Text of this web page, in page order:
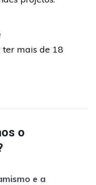
ter mais de 18
o
e a